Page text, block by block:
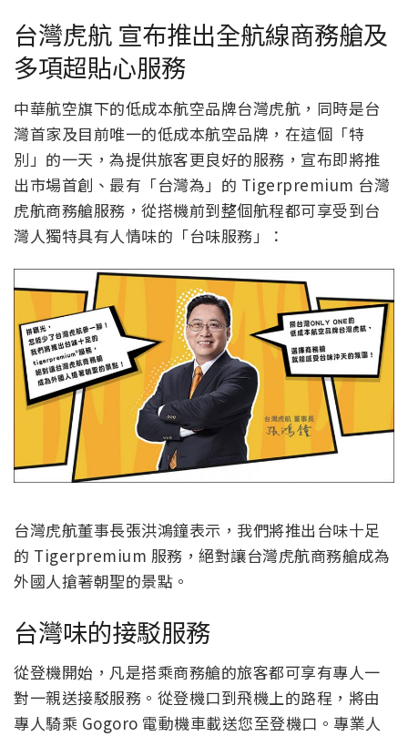
台灣虎航 宣布推出全航線商務艙及
多項超貼心服務
中華航空旗下的低成本航空品牌台灣虎航，同時是台
灣首家及目前唯一的低成本航空品牌，在這個「特
別」的一天，為提供旅客更良好的服務，宣布即將推
出市場首創、最有「台灣為」的 Tigerpremium 台灣
虎航商務艙服務，從搭機前到整個航程都可享受到台
灣人獨特具有人情味的「台味服務」：
台灣虎航董事長張洪鴻鐘表示，我們將推出台味十足
的 Tigerpremium 服務，絕對讓台灣虎航商務艙成為
外國人搶著朝聖的景點。
台灣味的接駁服務
從登機開始，凡是搭乘商務艙的旅客都可享有專人一
對一親送接駁服務。從登機口到飛機上的路程，將由
專人騎乘 Gogoro 電動機車載送您至登機口。專業人